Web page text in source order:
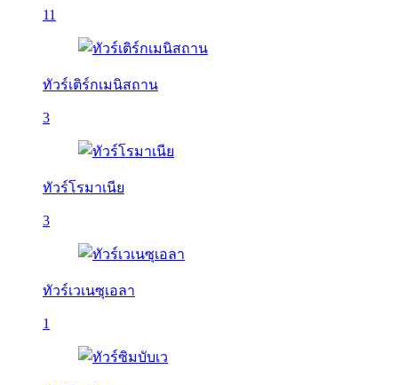
11
ทัวร์เติร์กเมนิสถาน
3
ทัวร์โรมาเนีย
3
ทัวร์เวเนซุเอลา
1